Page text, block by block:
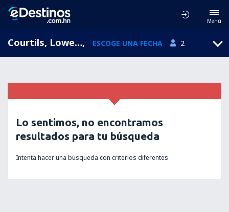
Menú
Courtils, Lower Normandy, Francia, ESCOGE UNA FECHA 2
Lo sentimos, no encontramos
resultados para tu búsqueda
Intenta hacer una búsqueda con criterios diferentes